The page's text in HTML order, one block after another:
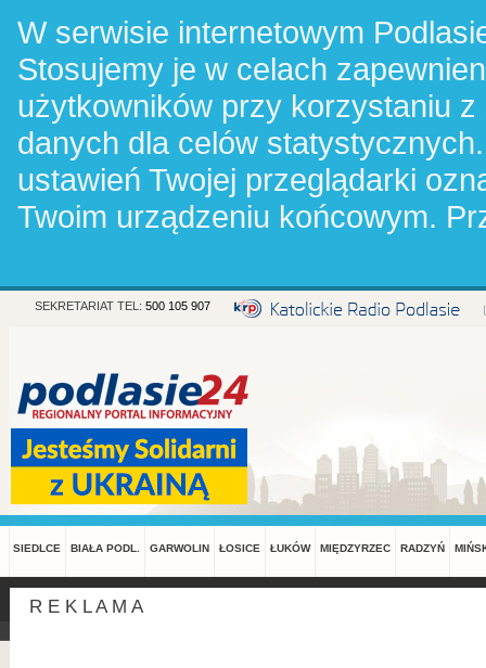
W serwisie internetowym
Stosujemy je w celach
użytkowników przy korzystaniu
danych dla celów
ustawień Twojej przeglądarki
Twoim urządzeniu końcowym.
SEKRETARIAT TEL: 500 105 907
SIEDLCE BIAŁA PODL. GARWOLIN ŁOSICE ŁUKÓW MIĘDZYRZEC RADZYŃ
R E K L A M A